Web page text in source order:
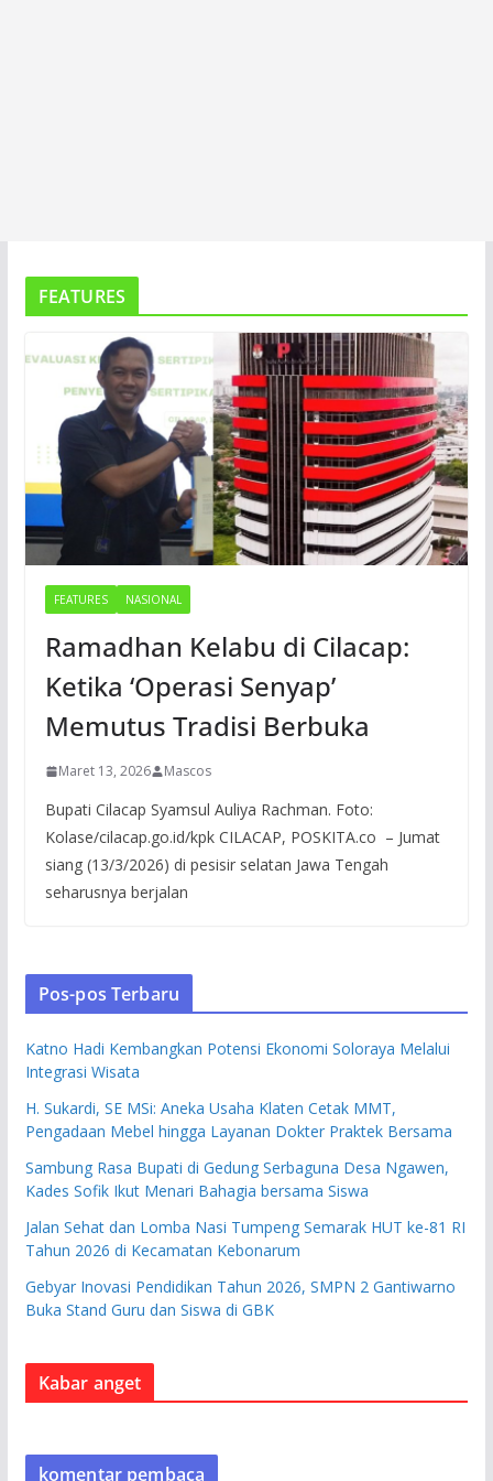
FEATURES
FEATURES NASIONAL
Ramadhan Kelabu di Cilacap:
Ketika ‘Operasi Senyap’
Memutus Tradisi Berbuka
Maret 13, 2026 Mascos
Bupati Cilacap Syamsul Auliya Rachman. Foto:
Kolase/cilacap.go.id/kpk CILACAP, POSKITA.co – Jumat
siang (13/3/2026) di pesisir selatan Jawa Tengah
seharusnya berjalan
Pos-pos Terbaru
Katno Hadi Kembangkan Potensi Ekonomi Soloraya Melalui
Integrasi Wisata
H. Sukardi, SE MSi: Aneka Usaha Klaten Cetak MMT,
Pengadaan Mebel hingga Layanan Dokter Praktek Bersama
Sambung Rasa Bupati di Gedung Serbaguna Desa Ngawen,
Kades Sofik Ikut Menari Bahagia bersama Siswa
Jalan Sehat dan Lomba Nasi Tumpeng Semarak HUT ke-81 RI
Tahun 2026 di Kecamatan Kebonarum
Gebyar Inovasi Pendidikan Tahun 2026, SMPN 2 Gantiwarno
Buka Stand Guru dan Siswa di GBK
Kabar anget
komentar pembaca